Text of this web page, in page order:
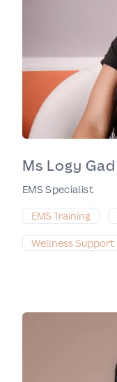
Ms Logy Gad
EMS Specialist
EMS Training
Wellness Support